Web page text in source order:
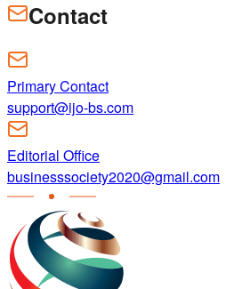
Contact
Primary Contact
support@ijo-bs.com
Editorial Office
businesssociety2020@gmail.com